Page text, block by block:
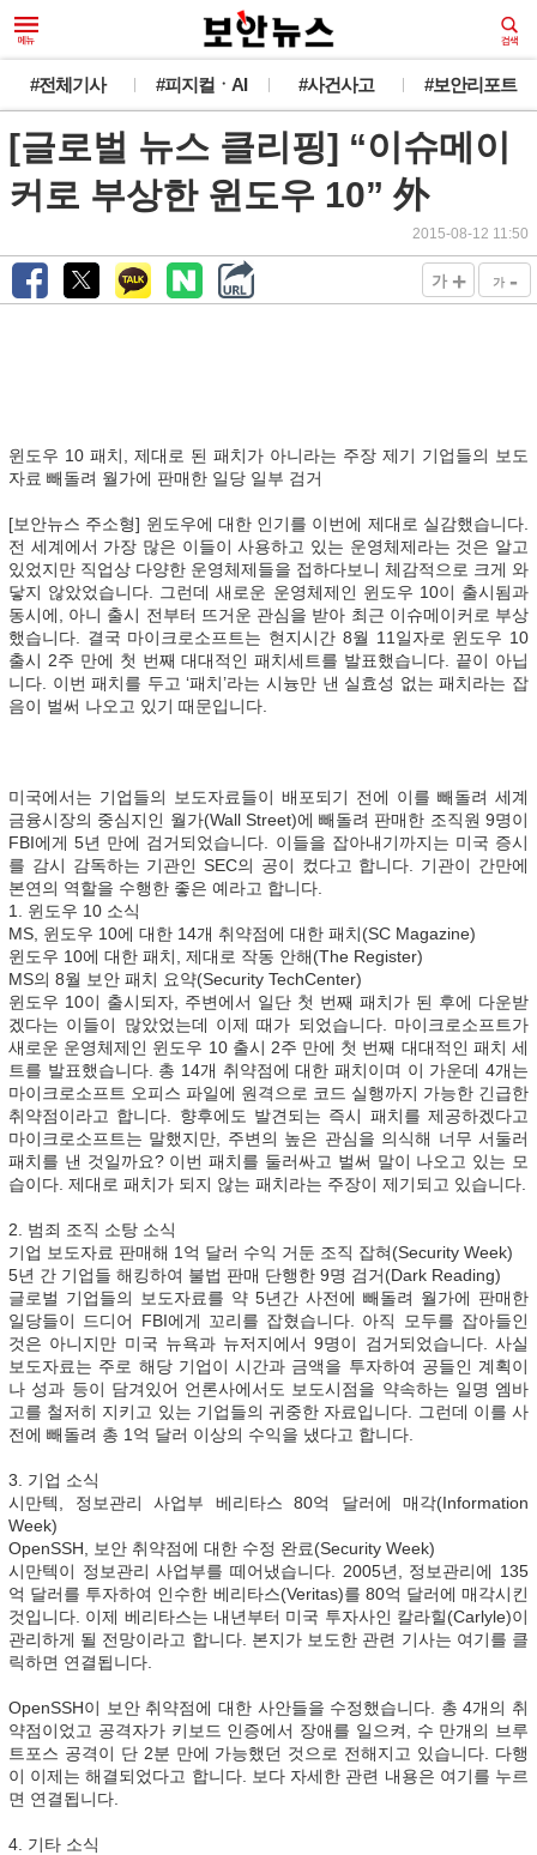
#전체기사 #피지컬ㆍAI #사건사고 #보안리포트
[글로벌 뉴스 클리핑] “이슈메이
커로 부상한 윈도우 10” 外
2015-08-12 11:50
가 + 가 -
윈도우 10 패치, 제대로 된 패치가 아니라는 주장 제기 기업들의 보도
자료 빼돌려 월가에 판매한 일당 일부 검거
[보안뉴스 주소형] 윈도우에 대한 인기를 이번에 제대로 실감했습니다.
전 세계에서 가장 많은 이들이 사용하고 있는 운영체제라는 것은 알고
있었지만 직업상 다양한 운영체제들을 접하다보니 체감적으로 크게 와
닿지 않았었습니다. 그런데 새로운 운영체제인 윈도우 10이 출시됨과
동시에, 아니 출시 전부터 뜨거운 관심을 받아 최근 이슈메이커로 부상
했습니다. 결국 마이크로소프트는 현지시간 8월 11일자로 윈도우 10
출시 2주 만에 첫 번째 대대적인 패치세트를 발표했습니다. 끝이 아닙
니다. 이번 패치를 두고 ‘패치’라는 시늉만 낸 실효성 없는 패치라는 잡
음이 벌써 나오고 있기 때문입니다.
미국에서는 기업들의 보도자료들이 배포되기 전에 이를 빼돌려 세계
금융시장의 중심지인 월가(Wall Street)에 빼돌려 판매한 조직원 9명이
FBI에게 5년 만에 검거되었습니다. 이들을 잡아내기까지는 미국 증시
를 감시 감독하는 기관인 SEC의 공이 컸다고 합니다. 기관이 간만에
본연의 역할을 수행한 좋은 예라고 합니다.
1. 윈도우 10 소식
MS, 윈도우 10에 대한 14개 취약점에 대한 패치(SC Magazine)
윈도우 10에 대한 패치, 제대로 작동 안해(The Register)
MS의 8월 보안 패치 요약(Security TechCenter)
윈도우 10이 출시되자, 주변에서 일단 첫 번째 패치가 된 후에 다운받
겠다는 이들이 많았었는데 이제 때가 되었습니다. 마이크로소프트가
새로운 운영체제인 윈도우 10 출시 2주 만에 첫 번째 대대적인 패치 세
트를 발표했습니다. 총 14개 취약점에 대한 패치이며 이 가운데 4개는
마이크로소프트 오피스 파일에 원격으로 코드 실행까지 가능한 긴급한
취약점이라고 합니다. 향후에도 발견되는 즉시 패치를 제공하겠다고
마이크로소프트는 말했지만, 주변의 높은 관심을 의식해 너무 서둘러
패치를 낸 것일까요? 이번 패치를 둘러싸고 벌써 말이 나오고 있는 모
습이다. 제대로 패치가 되지 않는 패치라는 주장이 제기되고 있습니다.
2. 범죄 조직 소탕 소식
기업 보도자료 판매해 1억 달러 수익 거둔 조직 잡혀(Security Week)
5년 간 기업들 해킹하여 불법 판매 단행한 9명 검거(Dark Reading)
글로벌 기업들의 보도자료를 약 5년간 사전에 빼돌려 월가에 판매한
일당들이 드디어 FBI에게 꼬리를 잡혔습니다. 아직 모두를 잡아들인
것은 아니지만 미국 뉴욕과 뉴저지에서 9명이 검거되었습니다. 사실
보도자료는 주로 해당 기업이 시간과 금액을 투자하여 공들인 계획이
나 성과 등이 담겨있어 언론사에서도 보도시점을 약속하는 일명 엠바
고를 철저히 지키고 있는 기업들의 귀중한 자료입니다. 그런데 이를 사
전에 빼돌려 총 1억 달러 이상의 수익을 냈다고 합니다.
3. 기업 소식
시만텍, 정보관리 사업부 베리타스 80억 달러에 매각(Information
Week)
OpenSSH, 보안 취약점에 대한 수정 완료(Security Week)
시만텍이 정보관리 사업부를 떼어냈습니다. 2005년, 정보관리에 135
억 달러를 투자하여 인수한 베리타스(Veritas)를 80억 달러에 매각시킨
것입니다. 이제 베리타스는 내년부터 미국 투자사인 칼라힐(Carlyle)이
관리하게 될 전망이라고 합니다. 본지가 보도한 관련 기사는 여기를 클
릭하면 연결됩니다.
OpenSSH이 보안 취약점에 대한 사안들을 수정했습니다. 총 4개의 취
약점이었고 공격자가 키보드 인증에서 장애를 일으켜, 수 만개의 브루
트포스 공격이 단 2분 만에 가능했던 것으로 전해지고 있습니다. 다행
이 이제는 해결되었다고 합니다. 보다 자세한 관련 내용은 여기를 누르
면 연결됩니다.
4. 기타 소식